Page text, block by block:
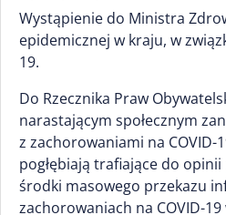
Wystąpienie do Ministra
epidemicznej w kraju, w
19.
Do Rzecznika Praw
narastającym społecznym
z zachorowaniami na COVID-
pogłębiają trafiające do
środki masowego przekazu
zachorowaniach na COVID-